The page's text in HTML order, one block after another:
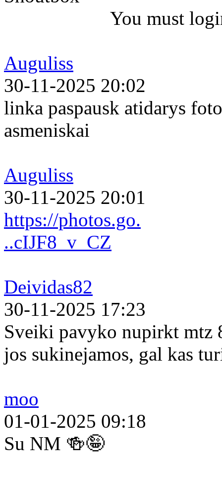
You must
Auguliss
30-11-2025 20:02
linka paspausk atidarys
asmeniskai
Auguliss
30-11-2025 20:01
https://photos.go.
..cIJF8_v_CZ
Deividas82
30-11-2025 17:23
Sveiki pavyko nupirkt mtz
jos sukinejamos, gal kas
moo
01-01-2025 09:18
Su NM 🍻🤪